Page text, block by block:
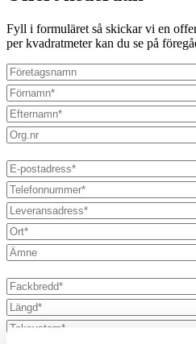
Fyll i formuläret så skickar vi en
per kvadratmeter kan du se på